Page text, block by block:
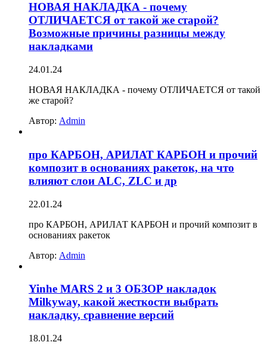
НОВАЯ НАКЛАДКА - почему
ОТЛИЧАЕТСЯ от такой же старой?
Возможные причины разницы между
накладками
24.01.24
НОВАЯ НАКЛАДКА - почему ОТЛИЧАЕТСЯ от такой
же старой?
Автор: Admin
про КАРБОН, АРИЛАТ КАРБОН и прочий
композит в основаниях ракеток, на что
влияют слои ALC, ZLC и др
22.01.24
про КАРБОН, АРИЛАТ КАРБОН и прочий композит в
основаниях ракеток
Автор: Admin
Yinhe MARS 2 и 3 ОБЗОР накладок
Milkyway, какой жесткости выбрать
накладку, сравнение версий
18.01.24